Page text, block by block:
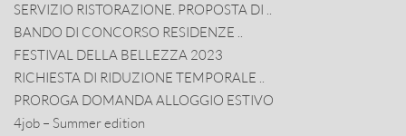
SERVIZIO RISTORAZIONE. PROPOSTA DI ..
BANDO DI CONCORSO RESIDENZE ..
FESTIVAL DELLA BELLEZZA 2023
RICHIESTA DI RIDUZIONE TEMPORALE ..
PROROGA DOMANDA ALLOGGIO ESTIVO
4job – Summer edition